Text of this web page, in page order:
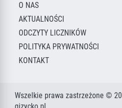
O NAS
AKTUALNOŚCI
ODCZYTY LICZNIKÓW
POLITYKA PRYWATNOŚCI
KONTAKT
Wszelkie prawa zastrzeżone ©